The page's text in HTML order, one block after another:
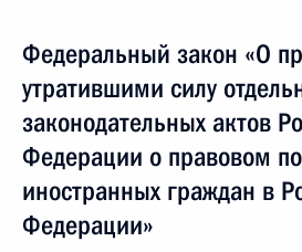
Федеральный закон «О
утратившими силу
законодательных актов
Федерации о правовом
иностранных граждан в
Федерации»